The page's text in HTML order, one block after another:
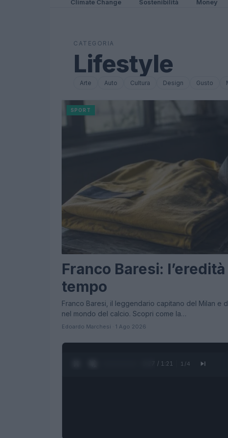
Climate Change Sostenibilità Money
CATEGORIA
Lifestyle
Arte Auto Cultura Design Gusto
SPORT
Franco Baresi:
tempo
Franco Baresi, il leggendario capitano del Milan e
nel mondo del calcio. Scopri come la…
Edoardo Marchesi · 1 Ago 2026
0:28 / 1:21 1 /4